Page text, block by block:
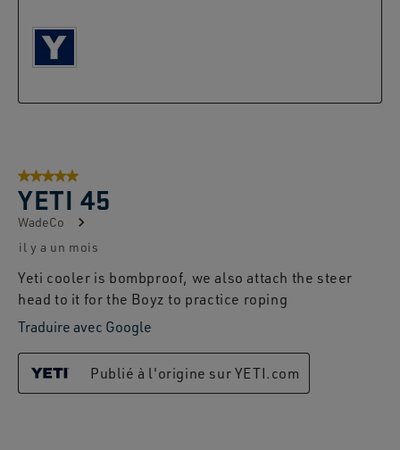
5 sur 5 étoiles.
YETI 45
WadeCo
il y a un mois
Yeti cooler is bombproof, we also attach the steer
head to it for the Boyz to practice roping
Traduire avec Google
Publié à l'origine sur YETI.com